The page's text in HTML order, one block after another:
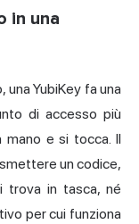
in una
YubiKey fa una
di accesso più
e si tocca. Il
un codice,
trova in tasca, né
per cui funziona